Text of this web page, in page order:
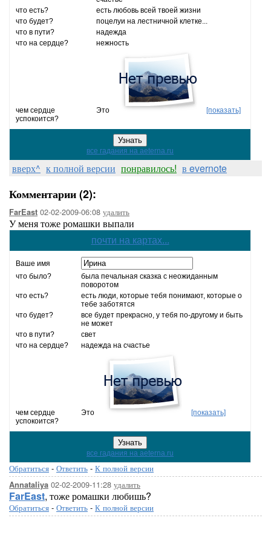
что есть?
есть любовь всей твоей жизни
что будет?
поцелуи на лестничной клетке...
что в пути?
надежда
что на сердце?
нежность
чем сердце
успокоится?
Это [показать]
все гадания на aeterna.ru
вверх^ к полной версии понравилось! в evernote
Комментарии (2):
FarEast 02-02-2009-06:08 удалить
У меня тоже ромашки выпали
почти на картах...
Ваше имя
что было?
была печальная сказка с неожиданным
поворотом
что есть?
есть люди, которые тебя понимают, которые о
тебе заботятся
что будет?
все будет прекрасно, у тебя по-другому и быть
не может
что в пути?
свет
что на сердце?
надежда на счастье
чем сердце
успокоится?
Это [показать]
все гадания на aeterna.ru
Обратиться - Ответить - К полной версии
Annataliya 02-02-2009-11:28 удалить
FarEast, тоже ромашки любишь?
Обратиться - Ответить - К полной версии